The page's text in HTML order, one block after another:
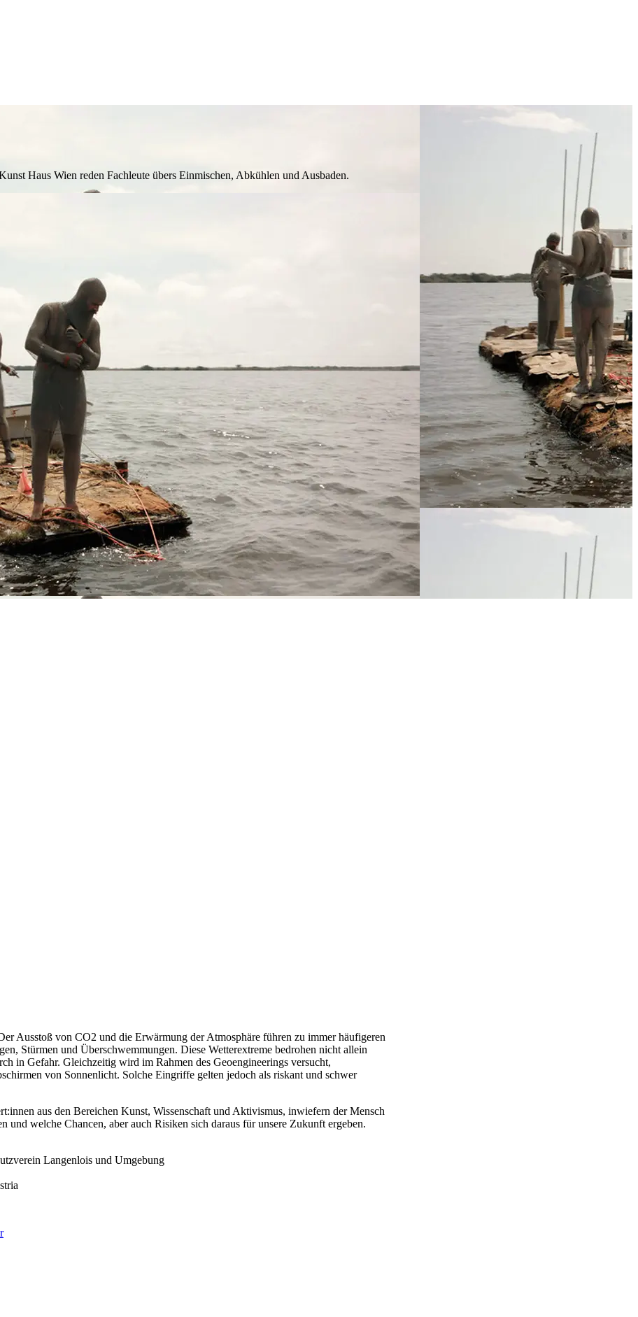
Haus Wien reden Fachleute übers Einmischen, Abkühlen und Ausbaden.
Ausstoß von CO2 und die Erwärmung der Atmosphäre führen zu immer häufigeren
Stürmen und Überschwemmungen. Diese Wetterextreme bedrohen nicht allein
in Gefahr. Gleichzeitig wird im Rahmen des Geoengineerings versucht,
von Sonnenlicht. Solche Eingriffe gelten jedoch als riskant und schwer
aus den Bereichen Kunst, Wissenschaft und Aktivismus, inwiefern der Mensch
und welche Chancen, aber auch Risiken sich daraus für unsere Zukunft ergeben.
Langenlois und Umgebung